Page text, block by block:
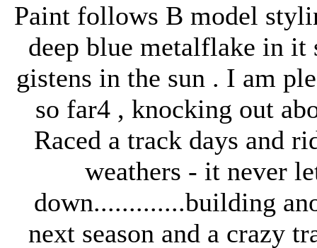
Paint follows B model
deep blue metalflake in it
gistens in the sun . I am
so far4 , knocking out
Raced a track days and
weathers - it never
down.............building
next season and a crazy